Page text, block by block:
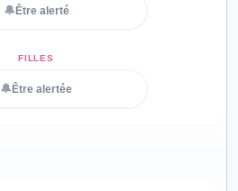
🔔 Être alerté
🔔 Être alertée